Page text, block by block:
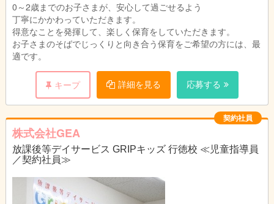
【曜日】
月～土の中でご希望の曜日、週5日
週4日以下をご希望の方はご相談ください。
0～2歳までのお子さまが、安心して過ごせるよう
丁寧にかかわっていただきます。
得意なことを発揮して、楽しく保育をしていただきます。
お子さまのそばでじっくりと向き合う保育をご希望の方には、最
適です。
キープ 詳細を見る 応募する
契約社員
株式会社GEA
放課後等デイサービス GRIPキッズ 行徳校 ≪児童指導員
／契約社員≫